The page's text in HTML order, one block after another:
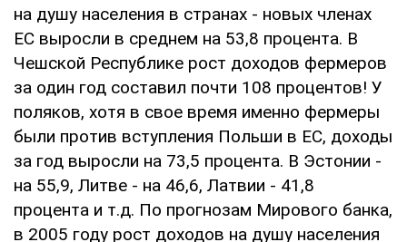
на душу населения в странах - новых членах
ЕС выросли в среднем на 53,8 процента. В
Чешской Республике рост доходов фермеров
за один год составил почти 108 процентов! У
поляков, хотя в свое время именно фермеры
были против вступления Польши в ЕС, доходы
за год выросли на 73,5 процента. В Эстонии -
на 55,9, Литве - на 46,6, Латвии - 41,8
процента и т.д. По прогнозам Мирового банка,
в 2005 году рост доходов на душу населения